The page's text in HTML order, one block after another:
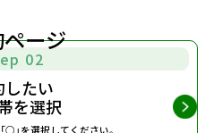
ージ
02
したい
を選択
○」を選択してください。